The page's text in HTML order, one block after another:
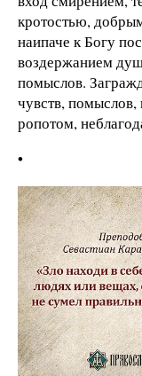
кротостью,
наипаче к Богу
воздержанием
помыслов.
чувств, помыслов,
ропотом,
•